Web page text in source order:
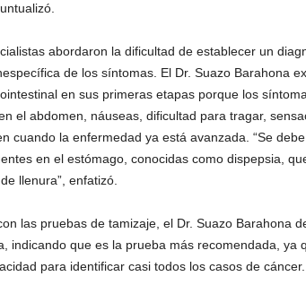
abordaron la dificultad de establecer un
de los síntomas. El Dr. Suazo Barahona
en sus primeras etapas porque los
el abdomen, náuseas, dificultad para tragar,
cuando la enfermedad ya está avanzada. “Se
en el estómago, conocidas como dispepsia,
llenura”, enfatizó.
las pruebas de tamizaje, el Dr. Suazo Barahona
indicando que es la prueba más recomendada, ya
para identificar casi todos los casos de cáncer.